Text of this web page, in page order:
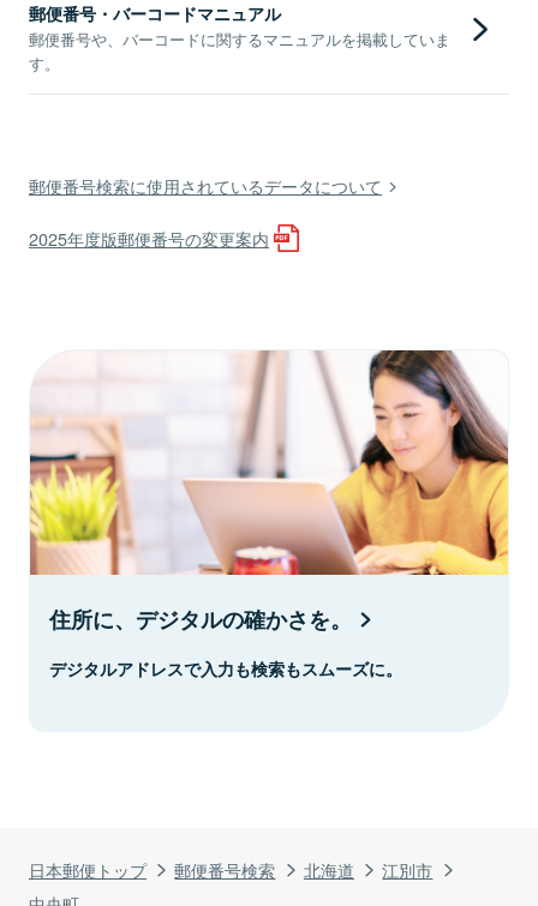
日本郵便トップ 郵便番号検索 北海道
江別市
郵便番号・バーコードマニュアル
郵便番号や、バーコードに関するマニュアルを掲載していま
す。
郵便番号検索に使用されているデータについて
2025年度版郵便番号の変更案内
住所に、デジタルの確かさを。
デジタルアドレスで入力も検索もスムーズに。